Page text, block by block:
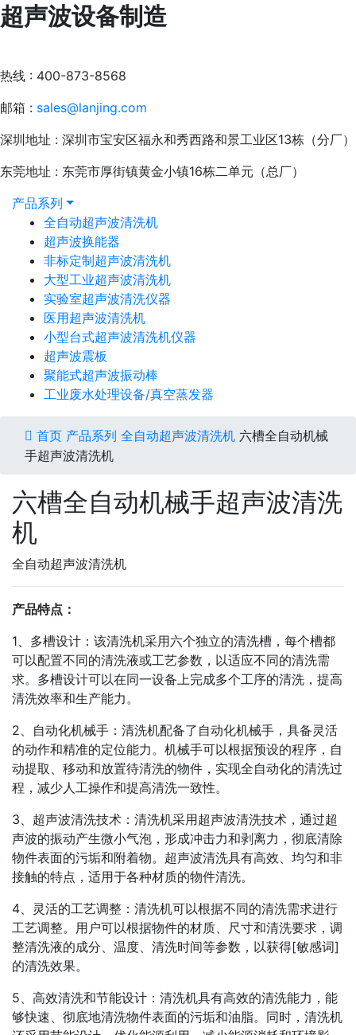
超声波设备制造
热线 : 400-873-8568
邮箱 : sales@lanjing.com
深圳地址 : 深圳市宝安区福永和秀西路和景工业区13栋（分厂）
东莞地址 : 东莞市厚街镇黄金小镇16栋二单元（总厂）
产品系列
全自动超声波清洗机
超声波换能器
非标定制超声波清洗机
大型工业超声波清洗机
实验室超声波清洗仪器
医用超声波清洗机
小型台式超声波清洗机仪器
超声波震板
聚能式超声波振动棒
工业废水处理设备/真空蒸发器
首页 产品系列 全自动超声波清洗机 六槽全自动机械
手超声波清洗机
六槽全自动机械手超声波清洗
机
全自动超声波清洗机
产品特点：
1、多槽设计：该清洗机采用六个独立的清洗槽，每个槽都
可以配置不同的清洗液或工艺参数，以适应不同的清洗需
求。多槽设计可以在同一设备上完成多个工序的清洗，提高
清洗效率和生产能力。
2、自动化机械手：清洗机配备了自动化机械手，具备灵活
的动作和精准的定位能力。机械手可以根据预设的程序，自
动提取、移动和放置待清洗的物件，实现全自动化的清洗过
程，减少人工操作和提高清洗一致性。
3、超声波清洗技术：清洗机采用超声波清洗技术，通过超
声波的振动产生微小气泡，形成冲击力和剥离力，彻底清除
物件表面的污垢和附着物。超声波清洗具有高效、均匀和非
接触的特点，适用于各种材质的物件清洗。
4、灵活的工艺调整：清洗机可以根据不同的清洗需求进行
工艺调整。用户可以根据物件的材质、尺寸和清洗要求，调
整清洗液的成分、温度、清洗时间等参数，以获得[敏感词]
的清洗效果。
5、高效清洗和节能设计：清洗机具有高效的清洗能力，能
够快速、彻底地清洗物件表面的污垢和油脂。同时，清洗机